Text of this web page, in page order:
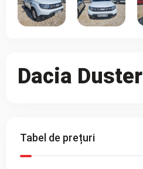
Dacia Duster
Tabel de prețuri